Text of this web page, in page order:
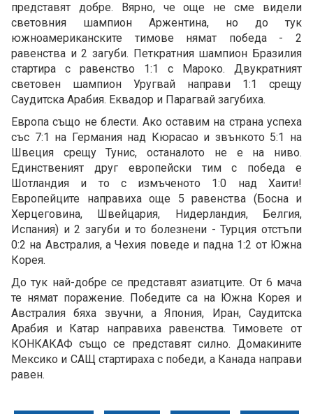
представят добре. Вярно, че още не сме видели
световния шампион Аржентина, но до тук
южноамериканските тимове нямат победа - 2
равенства и 2 загуби. Петкратния шампион Бразилия
стартира с равенство 1:1 с Мароко. Двукратният
световен шампион Уругвай направи 1:1 срещу
Саудитска Арабия. Еквадор и Парагвай загубиха.
Европа също не блести. Ако оставим на страна успеха
със 7:1 на Германия над Кюрасао и звънкото 5:1 на
Швеция срещу Тунис, останалото не е на ниво.
Единственият друг европейски тим с победа е
Шотландия и то с измъченото 1:0 над Хаити!
Европейците направиха още 5 равенства (Босна и
Херцеговина, Швейцария, Нидерландия, Белгия,
Испания) и 2 загуби и то болезнени - Турция отстъпи
0:2 на Австралия, а Чехия поведе и падна 1:2 от Южна
Корея.
До тук най-добре се представят азиатците. От 6 мача
те нямат поражение. Победите са на Южна Корея и
Австралия бяха звучни, а Япония, Иран, Саудитска
Арабия и Катар направиха равенства. Тимовете от
КОНКАКАФ също се представят силно. Домакините
Мексико и САЩ стартираха с победи, а Канада направи
равен.